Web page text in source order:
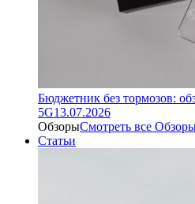
Бюджетник без тормозов:
5G13.07.2026
ОбзорыСмотреть все
Статьи